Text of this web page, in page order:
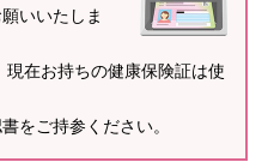
いいたしま
在お持ちの健康保険証は使
をご持参ください。